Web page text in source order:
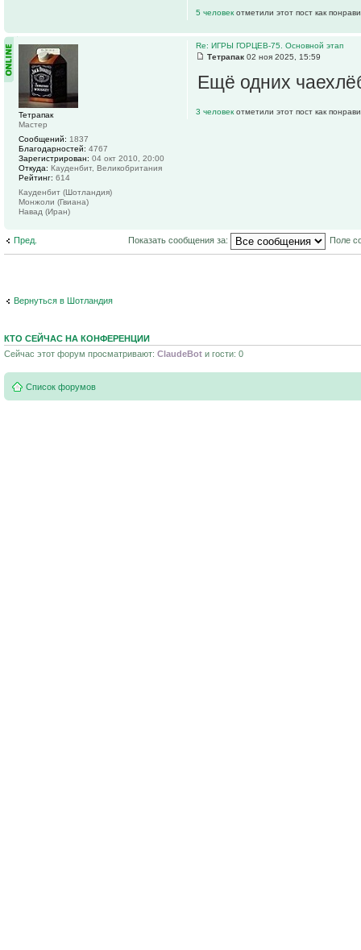
5 человек отметили этот пост как
Re: ИГРЫ ГОРЦЕВ-75. Основной этап
Тетрапак 02 ноя 2025, 15:59
Ещё одних
3 человек отметили этот пост как
Тетрапак
Мастер
Сообщений: 1837
Благодарностей: 4767
Зарегистрирован: 04 окт 2010, 20:00
Откуда: Кауденбит, Великобритания
Рейтинг: 614
Кауденбит (Шотландия)
Монжоли (Гвиана)
Навад (Иран)
Пред. Показать сообщения за: Поле
Вернуться в Шотландия
КТО СЕЙЧАС НА КОНФЕРЕНЦИИ
Сейчас этот форум просматривают: ClaudeBot и гости: 0
Список форумов